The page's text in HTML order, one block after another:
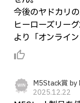
今後のヤドカリ
ヒーローズリー
より「オンライ
thumb_up_alt
M5Stack賞 by
2025.12.22